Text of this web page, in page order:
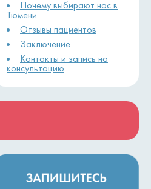
Почему выбирают нас в
Тюмени
Отзывы пациентов
Заключение
Контакты и запись на
консультацию